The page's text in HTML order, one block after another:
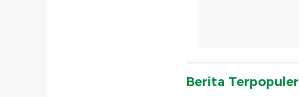
Berita Terpopuler